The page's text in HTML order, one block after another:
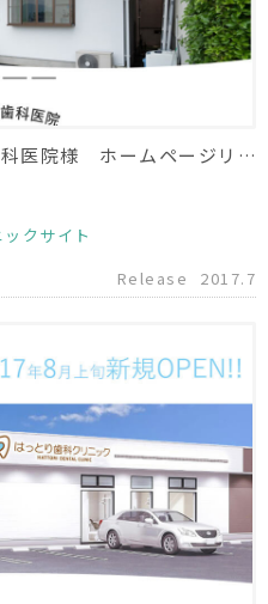
医療法人城和会 きだいじ歯科医院様 ホームページリニューアル
クサイト
Release
2017.7